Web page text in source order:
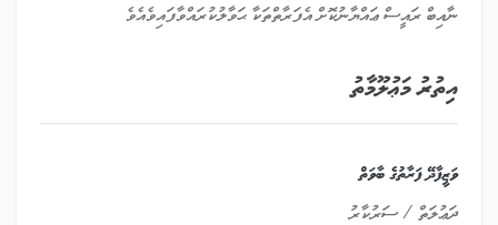
ނާއިބް ރައީސް ޢައްޔާނުކޮށް އެފަރާތްތަކާ ޙަވާލުކުރައްވާފައިވެއެވެ
އިތުރު މަޢުލޫމާތު
ވަޒީފާދޭ ފަރާތުގެ ބާވަތް
ދަޢުލަތް / ސަރުކާރު